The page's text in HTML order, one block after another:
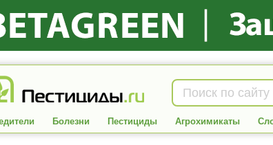
Болезни Пестициды Агрохимикаты